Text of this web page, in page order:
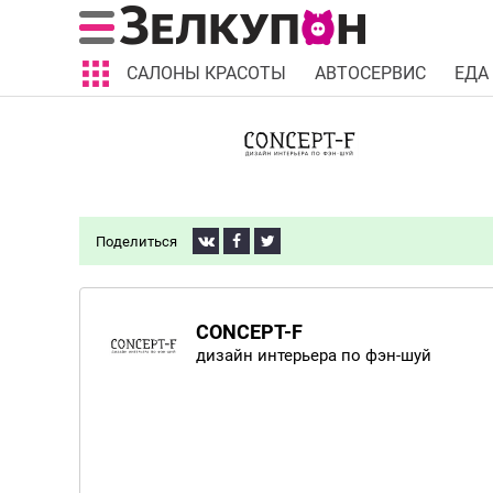
САЛОНЫ КРАСОТЫ АВТОСЕРВИС ЕДА
Поделиться
CONCEPT-F
дизайн интерьера по фэн-шуй